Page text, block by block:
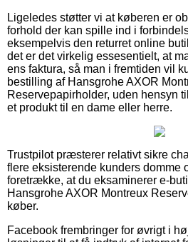
Ligeledes støtter vi at køberen er
forhold der kan spille ind i
eksempelvis den returret online
det er det virkelig essesentielt, at
ens faktura, så man i fremtiden vil
bestilling af Hansgrohe AXOR
Reservepapirholder, uden hensyn
et produkt til en dame eller herre.
Trustpilot præsterer relativt sikre
flere eksisterende kunders domme
foretrække, at du eksaminerer e-
Hansgrohe AXOR Montreux
køber.
Facebook frembringer for øvrigt i